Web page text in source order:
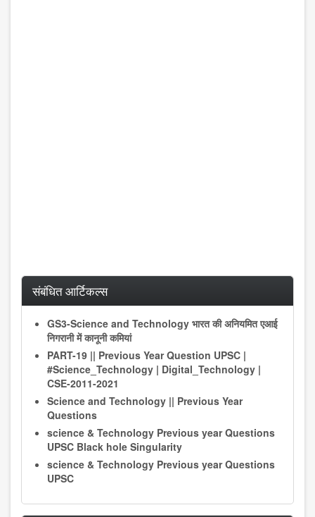
संबंधित आर्टिकल्स
GS3-Science and Technology भारत की अनियमित एआई
निगरानी में कानूनी कमियां
PART-19 || Previous Year Question UPSC |
#Science_Technology | Digital_Technology |
CSE-2011-2021
Science and Technology || Previous Year
Questions
science & Technology Previous year Questions
UPSC Black hole Singularity
science & Technology Previous year Questions
UPSC